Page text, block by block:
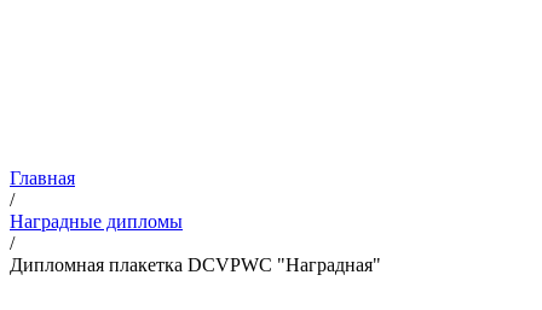
Главная
/
Наградные дипломы
/
Дипломная плакетка DCVPWC "Наградная"